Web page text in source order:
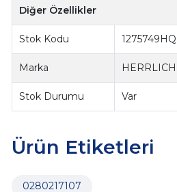
Diğer Özellikler
Stok Kodu 1275749HQ
Marka
Stok Durumu Var
Ürün Etiketleri
0280217107